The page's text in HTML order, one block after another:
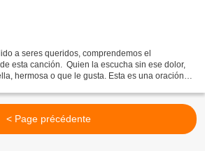
a seres queridos, comprendemos el
esta canción. Quien la escucha sin ese dolor,
hermosa o que le gusta. Esta es una oración al
< Page précédente